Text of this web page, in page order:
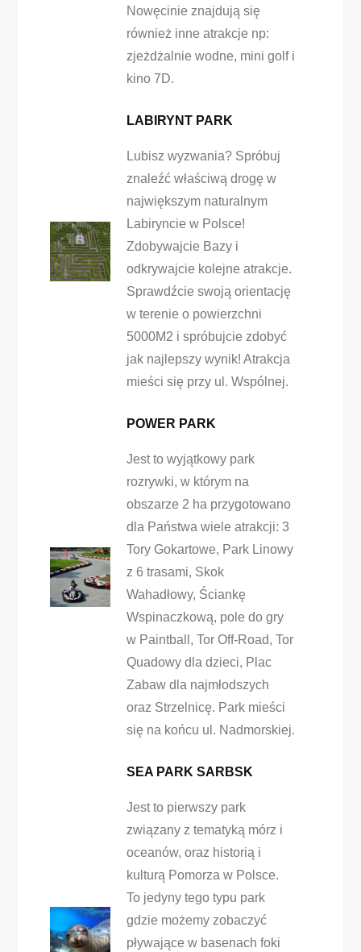
Nowęcinie znajdują się
również inne atrakcje np:
zjeżdżalnie wodne, mini golf i
kino 7D.
LABIRYNT PARK
Lubisz wyzwania? Spróbuj
znaleźć właściwą drogę w
największym naturalnym
Labiryncie w Polsce!
Zdobywajcie Bazy i
odkrywajcie kolejne atrakcje.
Sprawdźcie swoją orientację
w terenie o powierzchni
5000M2 i spróbujcie zdobyć
jak najlepszy wynik! Atrakcja
mieści się przy ul. Wspólnej.
POWER PARK
Jest to wyjątkowy park
rozrywki, w którym na
obszarze 2 ha przygotowano
dla Państwa wiele atrakcji: 3
Tory Gokartowe, Park Linowy
z 6 trasami, Skok
Wahadłowy, Ściankę
Wspinaczkową, pole do gry
w Paintball, Tor Off-Road, Tor
Quadowy dla dzieci, Plac
Zabaw dla najmłodszych
oraz Strzelnicę. Park mieści
się na końcu ul. Nadmorskiej.
SEA PARK SARBSK
Jest to pierwszy park
związany z tematyką mórz i
oceanów, oraz historią i
kulturą Pomorza w Polsce.
To jedyny tego typu park
gdzie możemy zobaczyć
pływające w basenach foki